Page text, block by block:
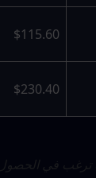
$115.60
$230.40